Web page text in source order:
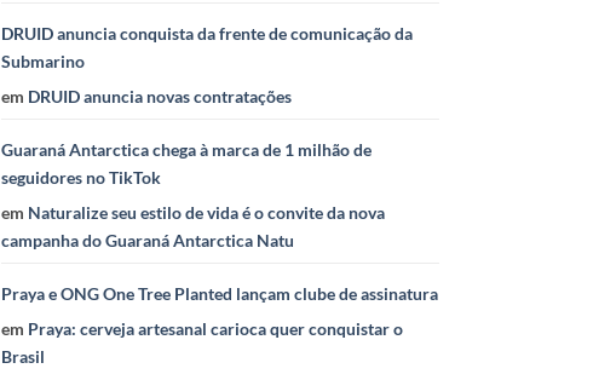
DRUID anuncia conquista da frente de comunicação da
Submarino
em DRUID anuncia novas contratações
Guaraná Antarctica chega à marca de 1 milhão de
seguidores no TikTok
em Naturalize seu estilo de vida é o convite da nova
campanha do Guaraná Antarctica Natu
Praya e ONG One Tree Planted lançam clube de assinatura
em Praya: cerveja artesanal carioca quer conquistar o
Brasil